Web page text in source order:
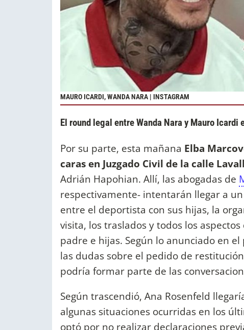
MAURO ICARDI, WANDA NARA | INSTAGRAM
El round legal entre Wanda Nara y Mauro
Por su parte, esta mañana Elba
caras en Juzgado Civil de la calle
Adrián Hapohian. Allí, las abogadas de
respectivamente- intentarán llegar a
entre el deportista con sus hijas, la
visita, los traslados y todos los
padre e hijas. Según lo anunciado en
las dudas sobre el pedido de
podría formar parte de las
Según trascendió, Ana Rosenfeld
algunas situaciones ocurridas en los
optó por no realizar declaraciones